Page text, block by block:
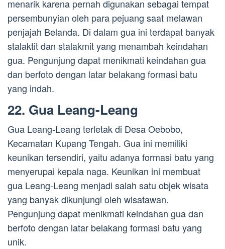
menarik karena pernah digunakan sebagai tempat
persembunyian oleh para pejuang saat melawan
penjajah Belanda. Di dalam gua ini terdapat banyak
stalaktit dan stalakmit yang menambah keindahan
gua. Pengunjung dapat menikmati keindahan gua
dan berfoto dengan latar belakang formasi batu
yang indah.
22. Gua Leang-Leang
Gua Leang-Leang terletak di Desa Oebobo,
Kecamatan Kupang Tengah. Gua ini memiliki
keunikan tersendiri, yaitu adanya formasi batu yang
menyerupai kepala naga. Keunikan ini membuat
gua Leang-Leang menjadi salah satu objek wisata
yang banyak dikunjungi oleh wisatawan.
Pengunjung dapat menikmati keindahan gua dan
berfoto dengan latar belakang formasi batu yang
unik.